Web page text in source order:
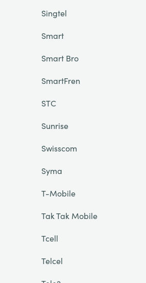
Singtel
Smart
Smart Bro
SmartFren
STC
Sunrise
Swisscom
Syma
T-Mobile
Tak Tak Mobile
Tcell
Telcel